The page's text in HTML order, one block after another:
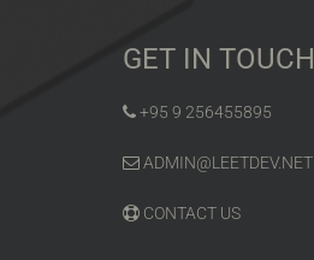
GET IN TOUCH
+95 9 256455895
ADMIN@LEETDEV.NET
CONTACT US